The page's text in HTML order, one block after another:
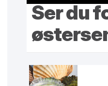
Ser du